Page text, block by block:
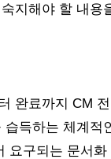
지해야 할 내용
완료까지 CM
습득하는 체계적
요구되는 문서